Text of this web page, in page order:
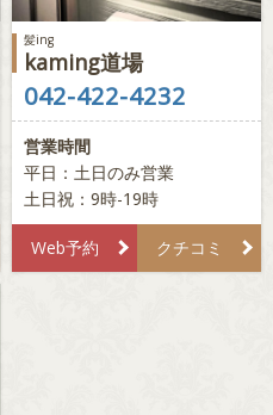
髪ing
kaming道場
042-422-4232
営業時間
平日：土日のみ営業
土日祝：9時-19時
Web予約 クチコミ